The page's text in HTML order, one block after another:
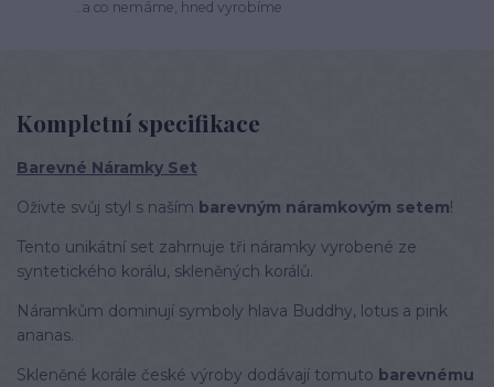
..a co nemáme, hned vyrobíme
Kompletní specifikace
Barevné Náramky Set
Oživte svůj styl s naším barevným náramkovým setem!
Tento unikátní set zahrnuje tři náramky vyrobené ze
syntetického korálu, skleněných korálů.
Náramkům dominují symboly hlava Buddhy, lotus a pink
ananas.
Skleněné korále české výroby dodávají tomuto barevnému